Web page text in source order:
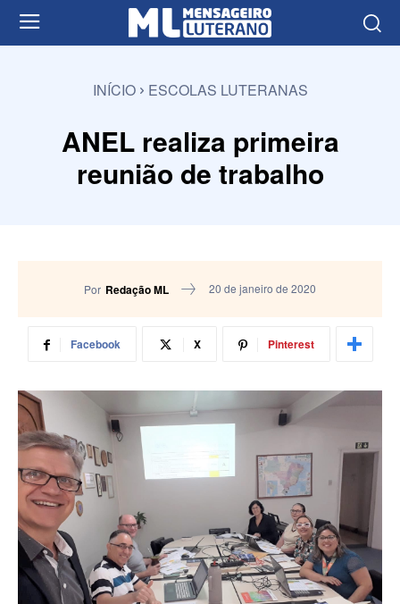
INÍCIO ESCOLAS LUTERANAS
ANEL realiza primeira
reunião de trabalho
Por Redação ML 20 de janeiro de 2020
Facebook X Pinterest